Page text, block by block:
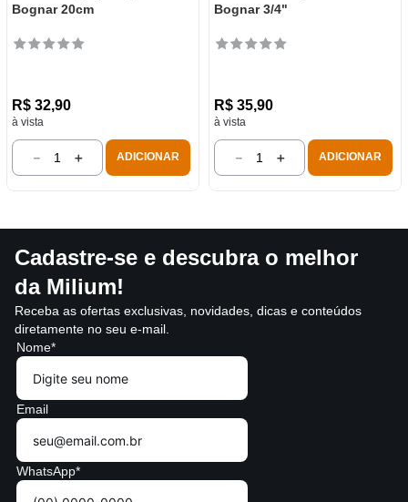
Bognar 20cm
R$ 32,90
à vista
＋
－ ADICIONAR
Bognar 3/4"
R$ 35,90
à vista
＋
－ ADICIONAR
Cadastre-se e descubra o melhor
da Milium!
Receba as ofertas exclusivas, novidades, dicas e conteúdos
diretamente no seu e-mail.
Nome*
Email
WhatsApp*